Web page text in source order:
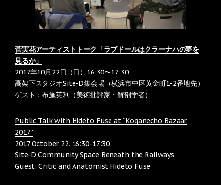
菅実花アーティストトーク「ラブドールはクラーナハの夢を
見るか」
2017年10月22日（日）16:30〜17:30
高架下スタジオSite-D集会場（横浜市中区黄金町1-2番地先）
ゲスト：布施英利（美術批評家・解剖学者）
Public Talk with Hideto Fuse at “Koganecho Bazaar
2017”
2017 October 22. 16:30-17:30
Site-D Community Space Beneath the Railways
Guest: Critic and Anatomist Hideto Fuse